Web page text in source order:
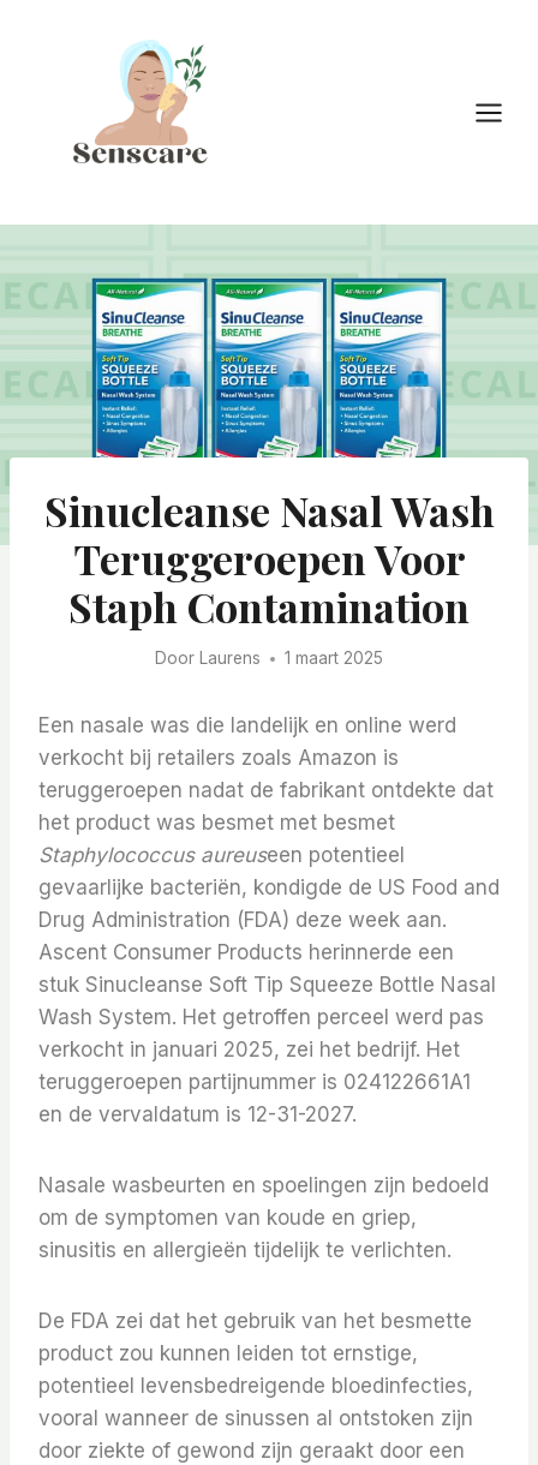
Sinucleanse Nasal Wash
Teruggeroepen Voor
Staph Contamination
Door Laurens 1 maart 2025
Een nasale was die landelijk en online werd
verkocht bij retailers zoals Amazon is
teruggeroepen nadat de fabrikant ontdekte dat
het product was besmet met besmet
Staphylococcus aureuseen potentieel
gevaarlijke bacteriën, kondigde de US Food and
Drug Administration (FDA) deze week aan.
Ascent Consumer Products herinnerde een
stuk Sinucleanse Soft Tip Squeeze Bottle Nasal
Wash System. Het getroffen perceel werd pas
verkocht in januari 2025, zei het bedrijf. Het
teruggeroepen partijnummer is 024122661A1
en de vervaldatum is 12-31-2027.
Nasale wasbeurten en spoelingen zijn bedoeld
om de symptomen van koude en griep,
sinusitis en allergieën tijdelijk te verlichten.
De FDA zei dat het gebruik van het besmette
product zou kunnen leiden tot ernstige,
potentieel levensbedreigende bloedinfecties,
vooral wanneer de sinussen al ontstoken zijn
door ziekte of gewond zijn geraakt door een